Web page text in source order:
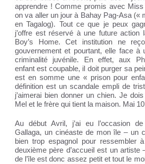
apprendre ! Comme promis avec
on va aller un jour à Bahay Pag-Asa («
en Tagalog). Tout ce que je peux
j’offre est réservé à une future action
Boy’s Home. Cet institution ne
gouvernement et pourtant, elle face
criminalité juvénile. En effet, aux
enfant est coupable, il doit purger sa
est en somme une « prison pour
définition est un scandale empli de
j’aimerai bien donner un chien. Je
Mel et le frère qui tient la maison. Mai
Au début Avril, j’ai eu l’occasion
Gallaga, un cinéaste de mon île – un
bien trop espagnol pour ressembler
deuxième père d’accueil est un artiste
de l’île est donc assez petit et tout le